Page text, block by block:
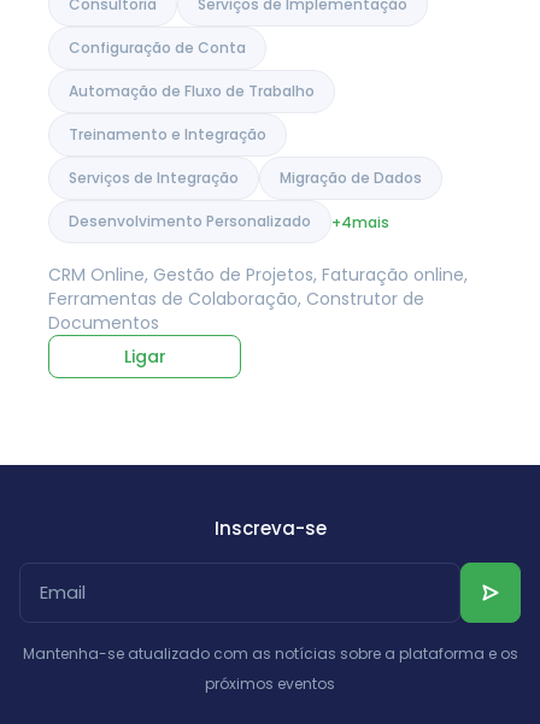
Consultoria Serviços de Implementação
Configuração de Conta
Automação de Fluxo de Trabalho
Treinamento e Integração
Serviços de Integração Migração de Dados
Desenvolvimento Personalizado +4mais
CRM Online, Gestão de Projetos, Faturação online,
Ferramentas de Colaboração, Construtor de
Documentos
Ligar
Inscreva-se
Mantenha-se atualizado com as notícias sobre a plataforma e os
próximos eventos